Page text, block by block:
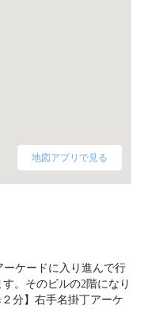
地図アプリで見る
ーケードに入り進んで行
。そのビルの2階になり
分】右手名掛丁アーケ